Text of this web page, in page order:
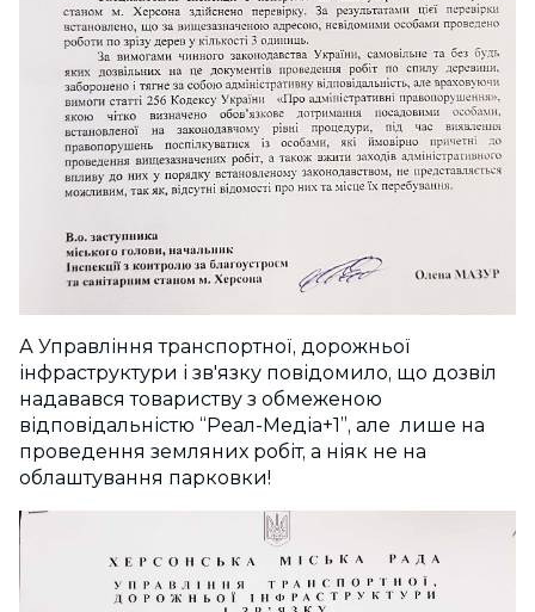
А Управління транспортної, дорожньої
інфраструктури і зв'язку повідомило, що дозвіл
надавався товариству з обмеженою
відповідальністю “Реал-Медіа+1”, але лише на
проведення земляних робіт, а ніяк не на
облаштування парковки!